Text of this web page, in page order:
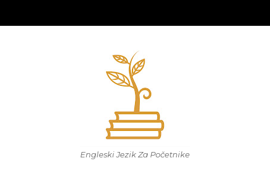
Engleski Jezik Za Početnike